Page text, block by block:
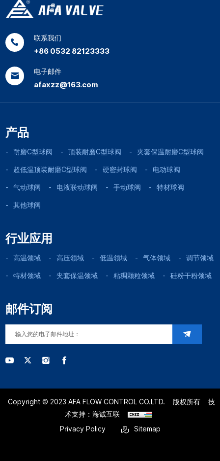
联系我们
+86 0532 82123333
电子邮件
afaxzz@163.com
产品
耐磨C型球阀 顶装耐磨C型球阀 夹套保温耐磨C型球阀
超低温顶装耐磨C型球阀 硬密封球阀 电动球阀
气动球阀 电液联动球阀 手动球阀 特材球阀
其他球阀
行业应用
高温领域 高压领域 低温领域 气体领域 调节领域
特材领域 夹套保温领域 粘稠颗粒领域 硅粉干粉领域
邮件订阅
Copyright © 2023 AFA FLOW CONTROL CO.LTD. 版权所有
技
术支持：海诚互联
Privacy Policy
Sitemap